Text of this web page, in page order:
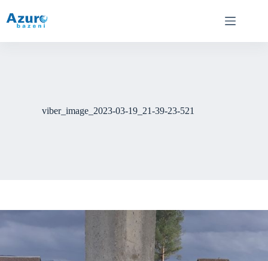
content
viber_image_2023-03-19_21-39-23-521